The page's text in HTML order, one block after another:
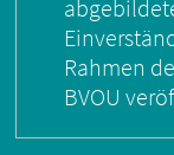
Rahmen
BVOU